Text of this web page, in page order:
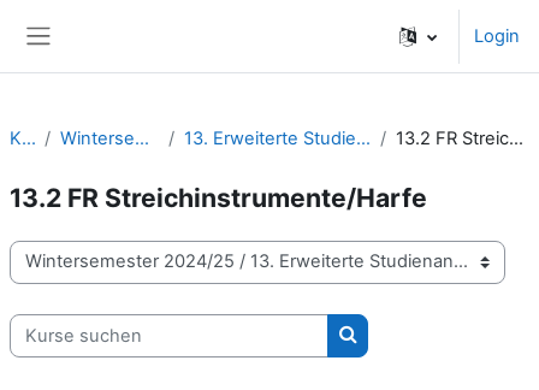
Login
Kurse Wintersemester 2024/25 13. Erweiterte Studienangebote | Wahlmodule 13.2 FR Streichinstrumente/Harfe
13.2 FR Streichinstrumente/Harfe
Kursbereiche
Kurse suchen
Kurse suchen